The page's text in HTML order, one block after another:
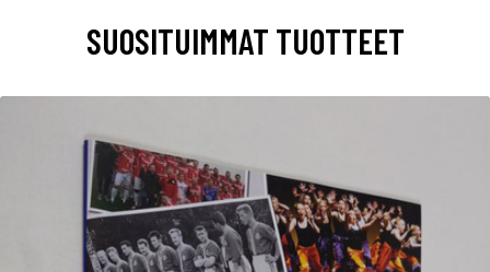
SUOSITUIMMAT TUOTTEET